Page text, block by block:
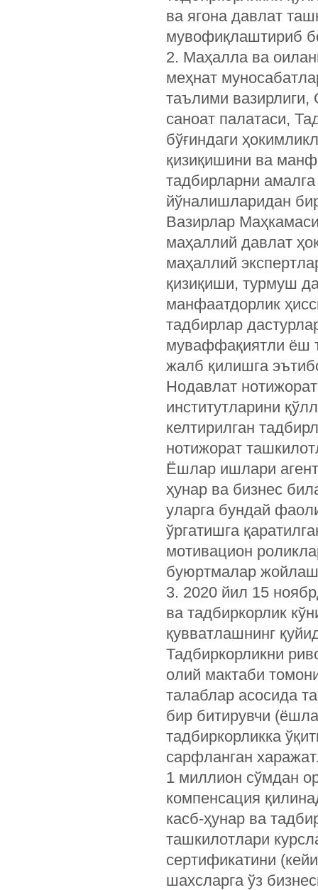
ва ягона давлат
мувофиқлаштириб
2. Маҳалла ва
меҳнат
таълими вазирлиги,
саноат палатаси,
бўғиндаги
қизиқишини ва
тадбирларни
йўналишларидан
Вазирлар
маҳаллий давлат
маҳаллий
қизиқиши, турмуш
манфаатдорлик
тадбирлар
муваффақиятли ёш
жалб қилишга
Нодавлат
институтларини
келтирилган
нотижорат
Ёшлар ишлари
ҳунар ва бизнес
уларга бундай
ўргатишга
мотивацион
буюртмалар
3. 2020 йил 15
ва тадбиркорлик
қувватлашнинг
Тадбиркорликни
олий мактаби
талаблар асосида
бир битирувчи
тадбиркорликка
сарфланган
1 миллион сўмдан
компенсация
касб-ҳунар ва
ташкилотлари
сертификатини
шахсларга ўз